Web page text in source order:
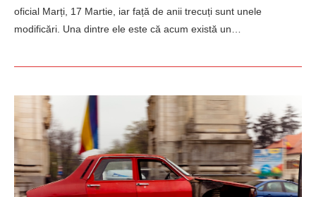
oficial Marți, 17 Martie, iar față de anii trecuți sunt unele
modificări. Una dintre ele este că acum există un…